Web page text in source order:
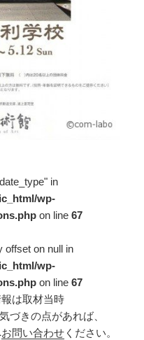
in
wp-
on line67
offset on null in
wp-
on line67
は取材当時
づきの点があれば、
お問い合わせ ください。